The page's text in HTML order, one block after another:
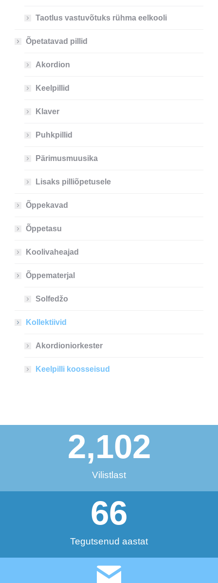
Taotlus vastuvõtuks rühma eelkooli
Õpetatavad pillid
Akordion
Keelpillid
Klaver
Puhkpillid
Pärimusmuusika
Lisaks pilliõpetusele
Õppekavad
Õppetasu
Koolivaheajad
Õppematerjal
Solfedžo
Kollektiivid
Akordioniorkester
Keelpilli koosseisud
Vilistlast
2,102
Tegutsenud aastat
66